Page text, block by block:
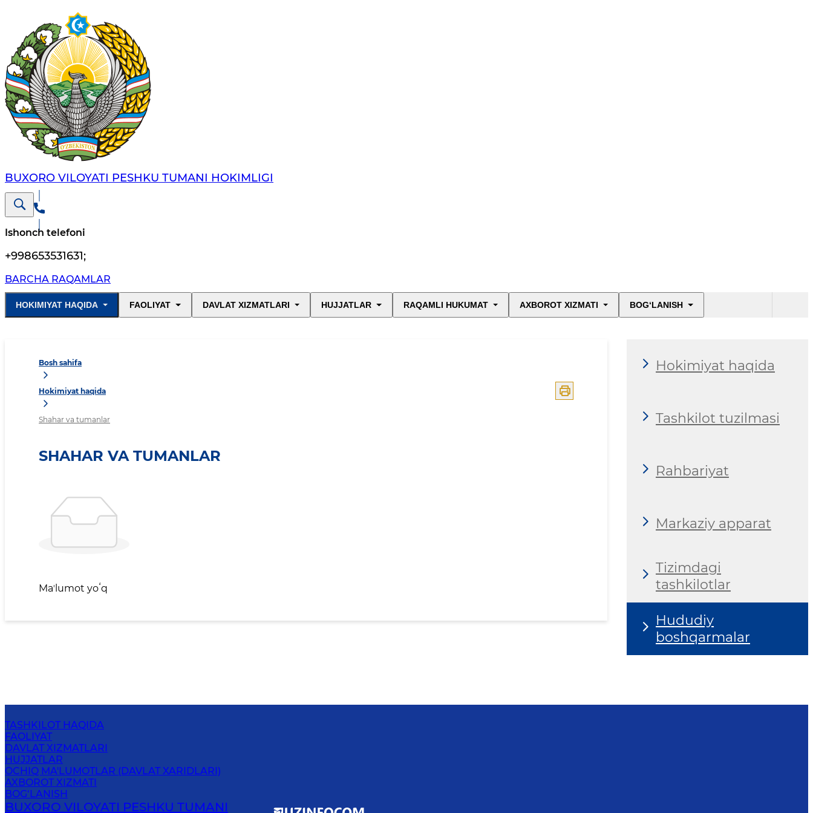
BUXORO VILOYATI PESHKU TUMANI HOKIMLIGI
Ishonch telefoni
+998653531631;
BARCHA RAQAMLAR
HOKIMIYAT HAQIDA FAOLIYAT DAVLAT XIZMATLARI HUJJATLAR RAQAMLI HUKUMAT AXBOROT XIZMATI BOG‘LANISH
Bosh sahifa
Hokimiyat haqida
Shahar va tumanlar
SHAHAR VA TUMANLAR
Maʼlumot yoʻq
Hokimiyat haqida
Tashkilot tuzilmasi
Rahbariyat
Markaziy apparat
Tizimdagi
tashkilotlar
Hududiy
boshqarmalar
TASHKILOT HAQIDA
FAOLIYAT
DAVLAT XIZMATLARI
HUJJATLAR
OCHIQ MA'LUMOTLAR (DAVLAT XARIDLARI)
AXBOROT XIZMATI
BOG‘LANISH
BUXORO VILOYATI PESHKU TUMANI